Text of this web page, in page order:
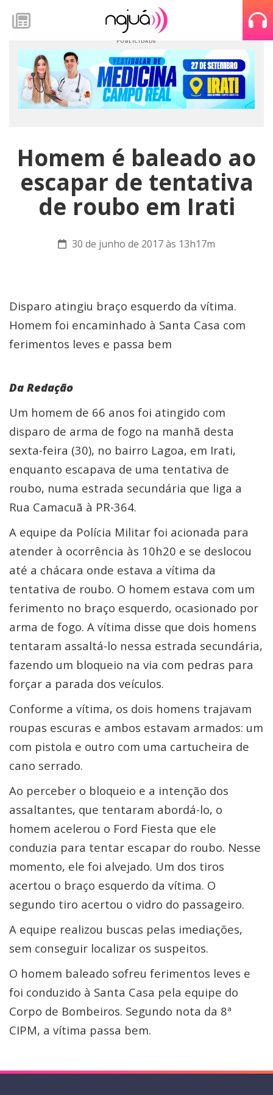
Homem é baleado ao
escapar de tentativa
de roubo em Irati
30 de junho de 2017 às 13h17m
Disparo atingiu braço esquerdo da vítima.
Homem foi encaminhado à Santa Casa com
ferimentos leves e passa bem
Da Redação
Um homem de 66 anos foi atingido com
disparo de arma de fogo na manhã desta
sexta-feira (30), no bairro Lagoa, em Irati,
enquanto escapava de uma tentativa de
roubo, numa estrada secundária que liga a
Rua Camacuã à PR-364.
A equipe da Polícia Militar foi acionada para
atender à ocorrência às 10h20 e se deslocou
até a chácara onde estava a vítima da
tentativa de roubo. O homem estava com um
ferimento no braço esquerdo, ocasionado por
arma de fogo. A vítima disse que dois homens
tentaram assaltá-lo nessa estrada secundária,
fazendo um bloqueio na via com pedras para
forçar a parada dos veículos.
Conforme a vítima, os dois homens trajavam
roupas escuras e ambos estavam armados: um
com pistola e outro com uma cartucheira de
cano serrado.
Ao perceber o bloqueio e a intenção dos
assaltantes, que tentaram abordá-lo, o
homem acelerou o Ford Fiesta que ele
conduzia para tentar escapar do roubo. Nesse
momento, ele foi alvejado. Um dos tiros
acertou o braço esquerdo da vítima. O
segundo tiro acertou o vidro do passageiro.
A equipe realizou buscas pelas imediações,
sem conseguir localizar os suspeitos.
O homem baleado sofreu ferimentos leves e
foi conduzido à Santa Casa pela equipe do
Corpo de Bombeiros. Segundo nota da 8ª
CIPM, a vítima passa bem.